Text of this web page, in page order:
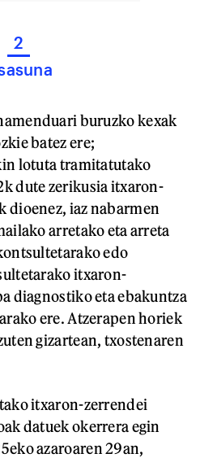
2
buruzko kexak
batez ere;
lotuta tramitatutako
dute zerikusia itxaron-
dioenez, iaz nabarmen
arretako eta arreta
edo
itxaron-
diagnostiko eta ebakuntza
ere. Atzerapen horiek
gizartean, txostenaren
itxaron-zerrendei
datuek okerrera egin
azaroaren 29an,